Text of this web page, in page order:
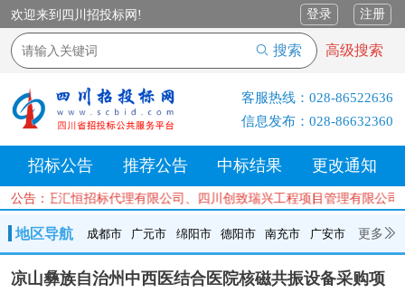
欢迎来到四川招投标网! 登录 注册
搜索 高级搜索
客服热线： 028-86522636
信息发布： 028-86632360
招标公告 推荐公告 中标结果 更改通知
公告： 汇恒招标代理有限公司、四川创致瑞兴工程项目管理有
地区导航 成都市 广元市 绵阳市 德阳市 南充市 广安市 更多
成都市 广元市 绵阳市 德阳市 南充市 广安市
遂宁市
凉山彝族自治州中西医结合医院核磁共振设备采购项